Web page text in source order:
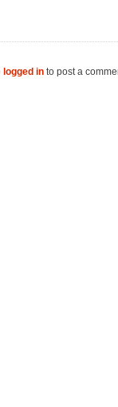
logged in to post a